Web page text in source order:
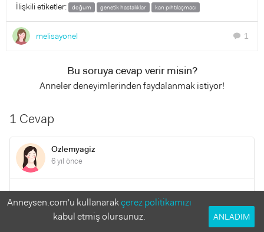
İlişkili etiketler: doğum genetik hastalıklar kan pıhtılaşması
melisayonel chat 1
Bu soruya cevap verir misin?
Anneler deneyimlerinden faydalanmak istiyor!
1 Cevap
Ozlemyagiz
6 yıl önce
sonradan olmus demekki ilk cocugunuzu dunyaya
getirebilmissiniz ben malesef iki tane bebegimi kaybettim
Anneysen.com'u kullanarakçerez politikamızı
kabul etmiş olursunuz.
ANLADIM